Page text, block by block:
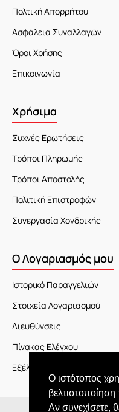
Ο ιστότοπος
Αν συνεχίσετε,
Πολτική Απορρήτου
Ασφάλεια Συναλλαγών
Όροι Χρήσης
Επικοινωνία
Χρήσιμα
Συχνές Ερωτήσεις
Τρόποι Πληρωμής
Τρόποι Αποστολής
Πολιτική Επιστροφών
Συνεργασία Χονδρικής
Ο Λογαριασμός μου
Ιστορικό Παραγγελιών
Στοιχεία Λογαριασμού
Διευθύνσεις
Πίνακας Ελέγχου
Εξέλιξη Παραγγελίας